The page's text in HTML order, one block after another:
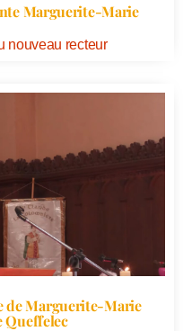
Marguerite-Marie
nouveau recteur
de Marguerite-Marie
Queffelec